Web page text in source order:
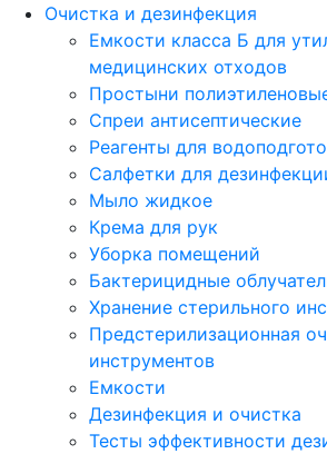
Очистка и дезинфекция
Емкости класса Б для
медицинских отходов
Простыни
Спреи антисептические
Реагенты для
Салфетки для
Мыло жидкое
Крема для рук
Уборка помещений
Бактерицидные
Хранение стерильного
Предстерилизационная
инструментов
Емкости
Дезинфекция и очистка
Тесты эффективности